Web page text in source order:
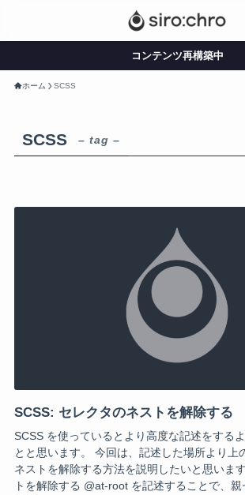
コンテンツ再構築中
ホーム SCSS
SCSS – tag –
SCSS: セレクタのネストを解除する
SCSS を使っているとより高度な記述をする
とと思います。 今回は、記述した場所より上
ネストを解除する方法を説明したいと思いま
トを解除する @at-root を記述することで、親